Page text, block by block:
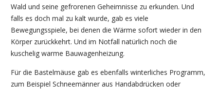
Wald und seine gefrorenen Geheimnisse zu erkunden. Und
falls es doch mal zu kalt wurde, gab es viele
Bewegungsspiele, bei denen die Wärme sofort wieder in den
Körper zurückkehrt. Und im Notfall natürlich noch die
kuschelig warme Bauwagenheizung.
Für die Bastelmäuse gab es ebenfalls winterliches Programm,
zum Beispiel Schneemänner aus Handabdrücken oder